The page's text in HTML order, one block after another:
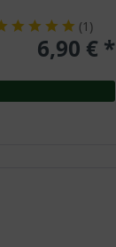
(1 )
6,90 € *